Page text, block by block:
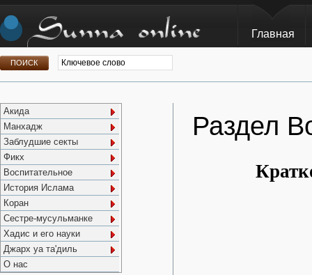
Главная
Акида
Манхадж
Заблудшие секты
Фикх
Воспитательное
История Ислама
Коран
Сестре-мусульманке
Хадис и его науки
Джарх уа та'диль
О нас
Раздел